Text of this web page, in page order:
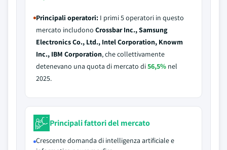
Principali operatori: I primi 5 operatori in questo
mercato includono Crossbar Inc., Samsung
Electronics Co., Ltd., Intel Corporation, Knowm
Inc., IBM Corporation, che collettivamente
detenevano una quota di mercato di56,5% nel
2025.
Principali fattori del mercato
Crescente domanda di intelligenza artificiale e